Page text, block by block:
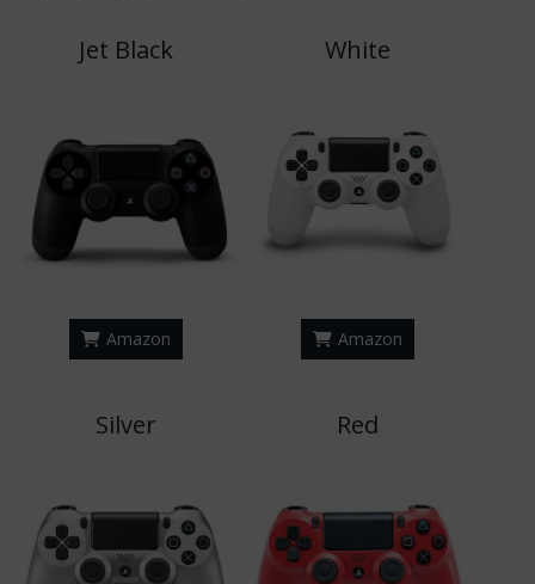
Jet Black
Amazon
White
Amazon
Silver Red